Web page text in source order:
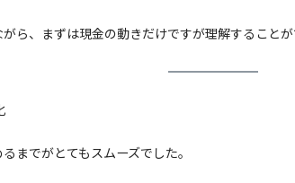
ら、まずは現金の動きだけですが理解することが
までがとてもスムーズでした。